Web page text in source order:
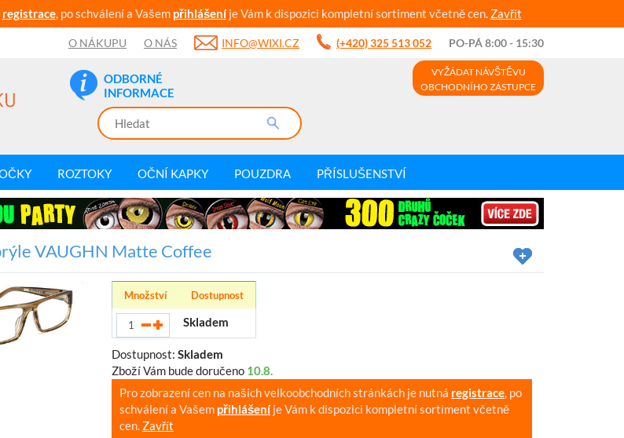
registrace, po schválení a Vašem přihlášeníje Vám k dispozici kompletní sortiment včetně cen. Zavřít
O NÁKUPU O NÁS INFO@WIXI.CZ (+420) 325 513 052 PO-PÁ 8:00 - 15:30
ODBORNÉ
INFORMACE
VYŽÁDAT NÁVŠTĚVU
OBCHODNÍHO ZÁSTUPCE
ROZTOKY OČNÍ KAPKY POUZDRA PŘÍSLUŠENSTVÍ
VAUGHN Matte Coffee
Množství Dostupnost
Skladem
Dostupnost: Skladem
Zboží Vám bude doručeno 10.8.
Pro zobrazení cen na našich velkoobchodních stránkách je nutná registrace, po
schválení a Vašem přihlášeníje Vám k dispozici kompletní sortiment včetně
cen. Zavřít